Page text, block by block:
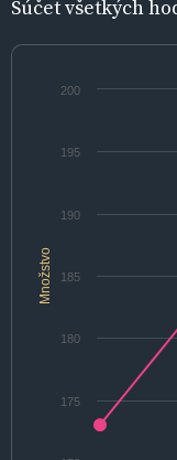
Súčet všetkých
Množstvo
175
180
185
190
195
200